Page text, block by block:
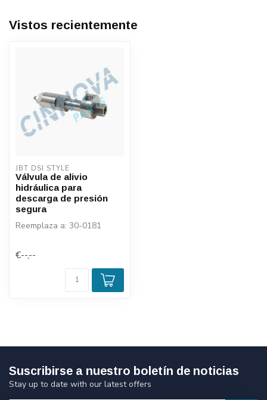
Vistos recientemente
JBT DSI STYLE
Válvula de alivio
hidráulica para
descarga de presión
segura
Reemplaza a: 30-0181
€--,--
Suscribirse a nuestro boletín de noticias
Stay up to date with our latest offers